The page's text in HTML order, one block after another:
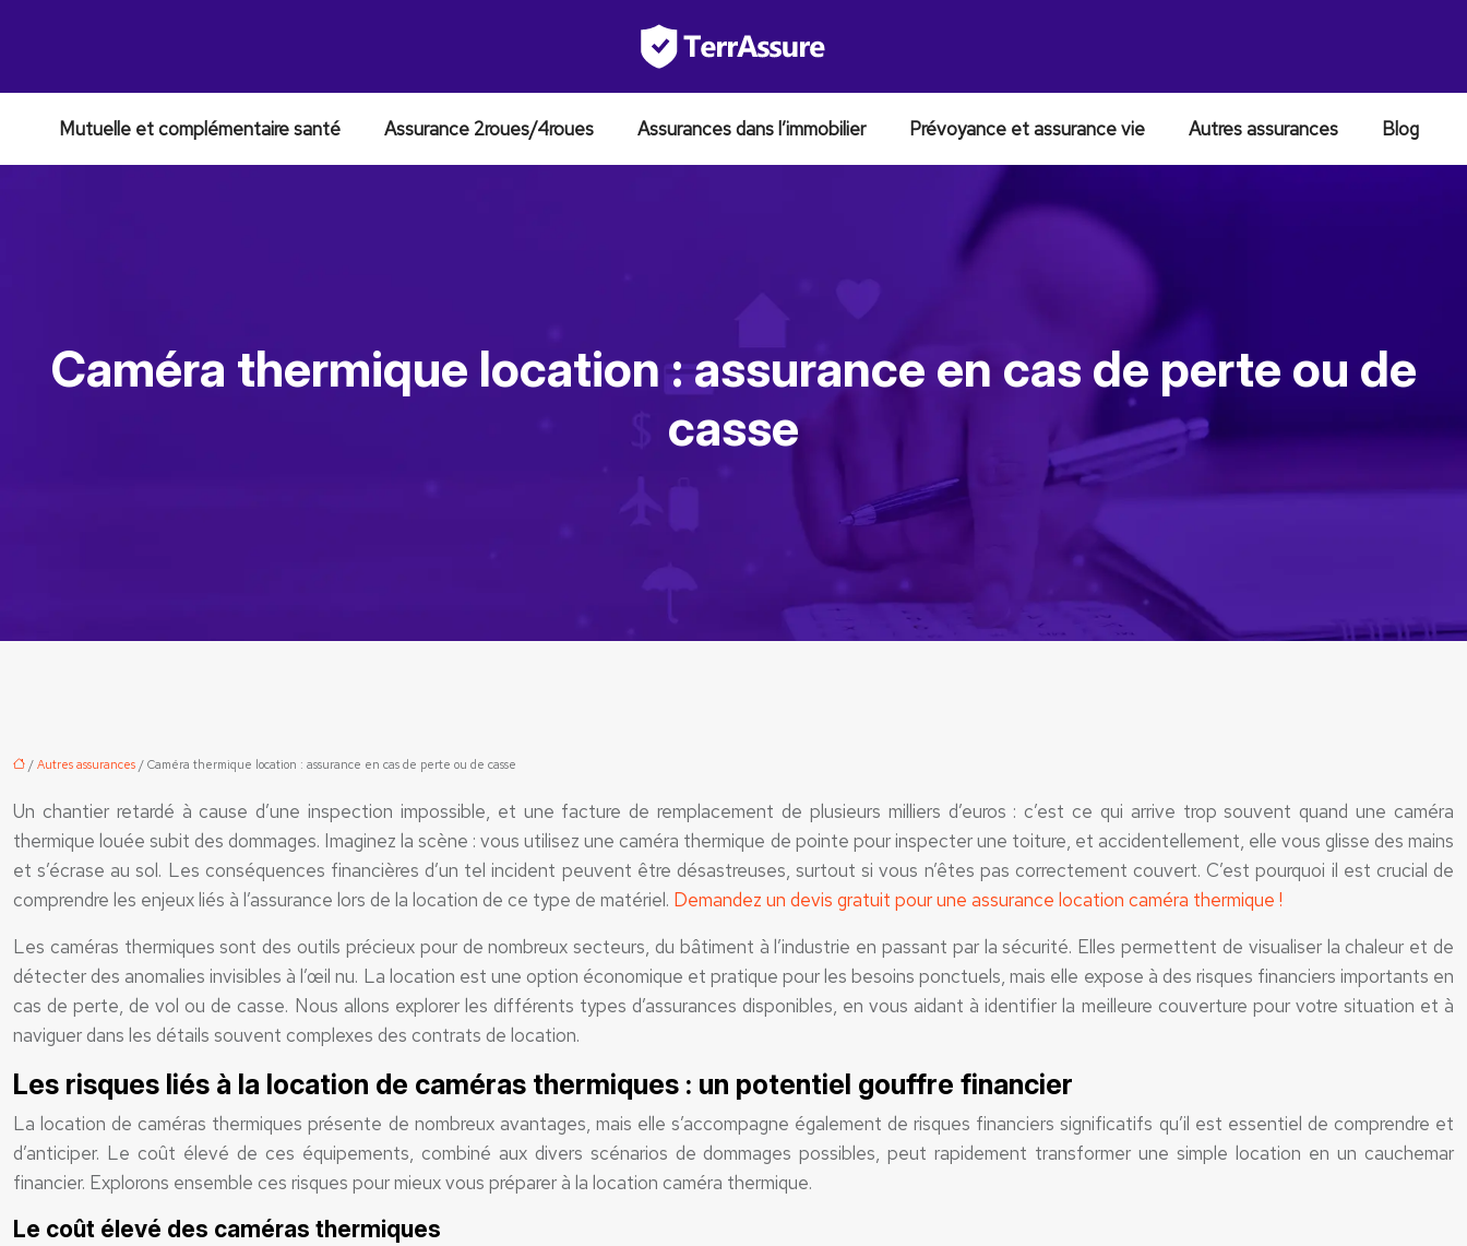
Mutuelle et complémentaire santé Assurance 2roues/4roues Assurances dans l’immobilier Prévoyance et assurance vie Autres assurances Blog
Caméra thermique location : assurance en cas de perte ou de
casse
/ Autres assurances / Caméra thermique location : assurance en cas de perte ou de casse
Un chantier retardé à cause d’une inspection impossible, et une facture de remplacement de plusieurs milliers d’euros : c’est ce qui arrive trop souvent quand une caméra
thermique louée subit des dommages. Imaginez la scène : vous utilisez une caméra thermique de pointe pour inspecter une toiture, et accidentellement, elle vous glisse des mains
et s’écrase au sol. Les conséquences financières d’un tel incident peuvent être désastreuses, surtout si vous n’êtes pas correctement couvert. C’est pourquoi il est crucial de
comprendre les enjeux liés à l’assurance lors de la location de ce type de matériel. Demandez un devis gratuit pour une assurance location caméra thermique !
Les caméras thermiques sont des outils précieux pour de nombreux secteurs, du bâtiment à l’industrie en passant par la sécurité. Elles permettent de visualiser la chaleur et de
détecter des anomalies invisibles à l’œil nu. La location est une option économique et pratique pour les besoins ponctuels, mais elle expose à des risques financiers importants en
cas de perte, de vol ou de casse. Nous allons explorer les différents types d’assurances disponibles, en vous aidant à identifier la meilleure couverture pour votre situation et à
naviguer dans les détails souvent complexes des contrats de location.
Les risques liés à la location de caméras thermiques : un potentiel gouffre financier
La location de caméras thermiques présente de nombreux avantages, mais elle s’accompagne également de risques financiers significatifs qu’il est essentiel de comprendre et
d’anticiper. Le coût élevé de ces équipements, combiné aux divers scénarios de dommages possibles, peut rapidement transformer une simple location en un cauchemar
financier. Explorons ensemble ces risques pour mieux vous préparer à la location caméra thermique.
Le coût élevé des caméras thermiques